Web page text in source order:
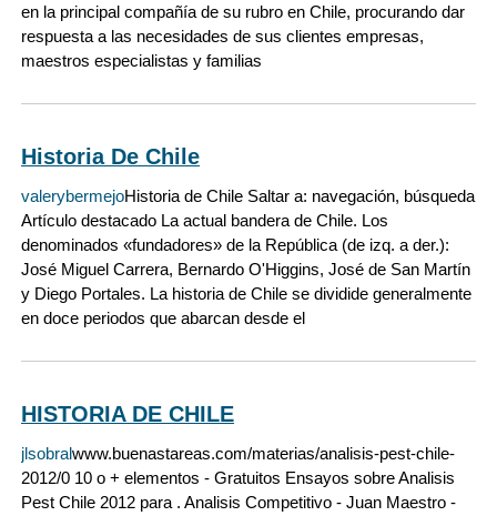
en la principal compañía de su rubro en Chile, procurando dar
respuesta a las necesidades de sus clientes empresas,
maestros especialistas y familias
Historia De Chile
valerybermejoHistoria de Chile Saltar a: navegación, búsqueda
Artículo destacado La actual bandera de Chile. Los
denominados «fundadores» de la República (de izq. a der.):
José Miguel Carrera, Bernardo O'Higgins, José de San Martín
y Diego Portales. La historia de Chile se dividide generalmente
en doce periodos que abarcan desde el
HISTORIA DE CHILE
jlsobralwww.buenastareas.com/materias/analisis-pest-chile-
2012/0‎ 10 o + elementos - Gratuitos Ensayos sobre Analisis
Pest Chile 2012 para . Analisis Competitivo - Juan Maestro -